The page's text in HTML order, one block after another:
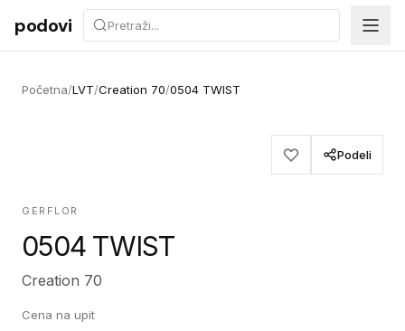
Preskoči na sadržaj
podovi
Početna/LVT/Creation 70/0504 TWIST
Podeli
GERFLOR
0504 TWIST
Creation 70
Cena na upit